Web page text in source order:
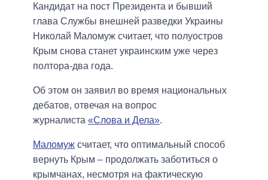
Кандидат на пост Президента и бывший
глава Службы внешней разведки Украины
Николай Маломуж считает, что полуостров
Крым снова станет украинским уже через
полтора-два года.
Об этом он заявил во время национальных
дебатов, отвечая на вопрос
журналиста «Слова и Дела».
Маломуж считает, что оптимальный способ
вернуть Крым – продолжать заботиться о
крымчанах, несмотря на фактическую